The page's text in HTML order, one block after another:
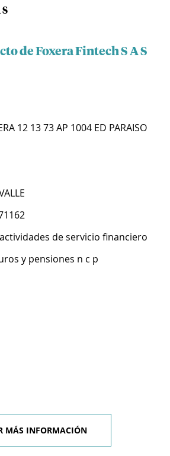
de Foxera Fintech S A S
12 13 73 AP 1004 ED PARAISO
de servicio financiero
y pensiones n c p
MÁS INFORMACIÓN